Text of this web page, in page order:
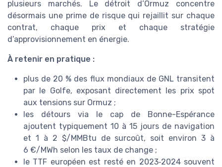
plusieurs marchés. Le détroit d’Ormuz concentre
désormais une prime de risque qui rejaillit sur chaque
contrat, chaque prix et chaque stratégie
d’approvisionnement en énergie.
À retenir en pratique :
plus de 20 % des flux mondiaux de GNL transitent
par le Golfe, exposant directement les prix spot
aux tensions sur Ormuz ;
les détours via le cap de Bonne-Espérance
ajoutent typiquement 10 à 15 jours de navigation
et 1 à 2 $/MMBtu de surcoût, soit environ 3 à
6 €/MWh selon les taux de change ;
le TTF européen est resté en 2023‑2024 souvent